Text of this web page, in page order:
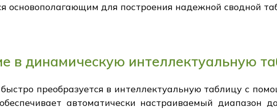
основополагающим для построения надежной сводной
в динамическую интеллектуальную
преобразуется в интеллектуальную таблицу с
автоматически настраиваемый диапазон